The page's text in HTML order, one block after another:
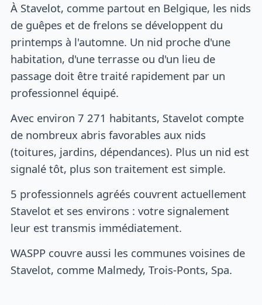
À Stavelot, comme partout en Belgique, les nids
de guêpes et de frelons se développent du
printemps à l'automne. Un nid proche d'une
habitation, d'une terrasse ou d'un lieu de
passage doit être traité rapidement par un
professionnel équipé.
Avec environ 7 271 habitants, Stavelot compte
de nombreux abris favorables aux nids
(toitures, jardins, dépendances). Plus un nid est
signalé tôt, plus son traitement est simple.
5 professionnels agréés couvrent actuellement
Stavelot et ses environs : votre signalement
leur est transmis immédiatement.
WASPP couvre aussi les communes voisines de
Stavelot, comme Malmedy, Trois-Ponts, Spa.